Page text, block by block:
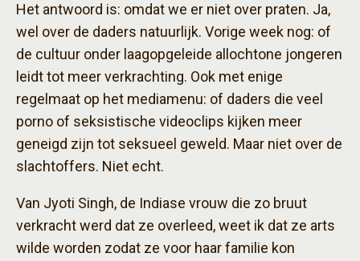
Het antwoord is: omdat we er niet over praten. Ja,
wel over de daders natuurlijk. Vorige week nog: of
de cultuur onder laagopgeleide allochtone jongeren
leidt tot meer verkrachting. Ook met enige
regelmaat op het mediamenu: of daders die veel
porno of seksistische videoclips kijken meer
geneigd zijn tot seksueel geweld. Maar niet over de
slachtoffers. Niet echt.
Van Jyoti Singh, de Indiase vrouw die zo bruut
verkracht werd dat ze overleed, weet ik dat ze arts
wilde worden zodat ze voor haar familie kon